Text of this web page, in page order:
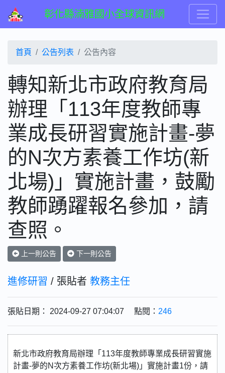
彰化縣湳雅國小全球資訊網
首頁 公告列表 公告內容
轉知新北市政府教育局
辦理「113年度教師專
業成長研習實施計畫-夢
的N次方素養工作坊(新
北場)」實施計畫，鼓勵
教師踴躍報名參加，請
查照。
上一則公告 下一則公告
進修研習 / 張貼者 教務主任
張貼日期： 2024-09-27 07:04:07 點閱： 246
新北市政府教育局辦理「113年度教師專業成長研習實施
計畫-夢的N次方素養工作坊(新北場)」實施計畫1份，請